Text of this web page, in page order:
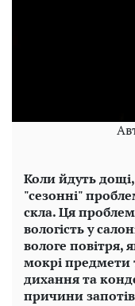
Коли йдуть
"сезонні"
скла. Ця
вологість у
вологе повітря,
мокрі предмети
дихання та
причини